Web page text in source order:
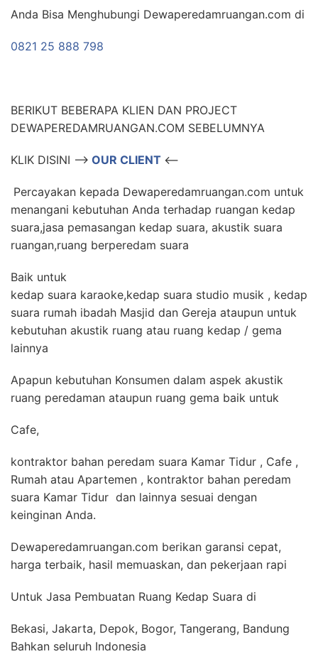
Anda Bisa Menghubungi Dewaperedamruangan.com di
0821 25 888 798
BERIKUT BEBERAPA KLIEN DAN PROJECT
DEWAPEREDAMRUANGAN.COM SEBELUMNYA
KLIK DISINI –> OUR CLIENT <–
Percayakan kepada Dewaperedamruangan.com untuk
menangani kebutuhan Anda terhadap ruangan kedap
suara,jasa pemasangan kedap suara, akustik suara
ruangan,ruang berperedam suara
Baik untuk
kedap suara karaoke,kedap suara studio musik , kedap
suara rumah ibadah Masjid dan Gereja ataupun untuk
kebutuhan akustik ruang atau ruang kedap / gema
lainnya
Apapun kebutuhan Konsumen dalam aspek akustik
ruang peredaman ataupun ruang gema baik untuk
Cafe,
kontraktor bahan peredam suara Kamar Tidur , Cafe ,
Rumah atau Apartemen , kontraktor bahan peredam
suara Kamar Tidur dan lainnya sesuai dengan
keinginan Anda.
Dewaperedamruangan.com berikan garansi cepat,
harga terbaik, hasil memuaskan, dan pekerjaan rapi
Untuk Jasa Pembuatan Ruang Kedap Suara di
Bekasi, Jakarta, Depok, Bogor, Tangerang, Bandung
Bahkan seluruh Indonesia